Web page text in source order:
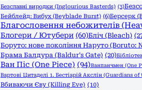
Безславні виродки (Inglourious Basterds) (3)
Бейблейд: Вибух (Beyblade Burst) (6)Берсерк
Благословення небожителів
Блогери / Ютубери (60)Бліч (Bleach)
Боруто: нове покоління Наруто (Boruto:
Брама Балдура (Baldur's Gate) (20)
Ван Піс (One Piece) (94)Ванпанчмен (One
Вартові Цитаделі 1. Бестіарій Акслін (Guardians
Вбиваючи Єву (Killing Eve) (10)